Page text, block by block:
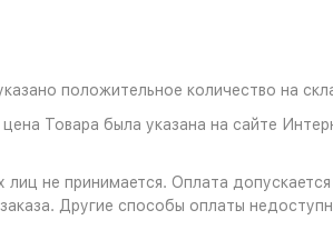
положительное количество на
Товара была указана на сайте
не принимается. Оплата
Другие способы оплаты